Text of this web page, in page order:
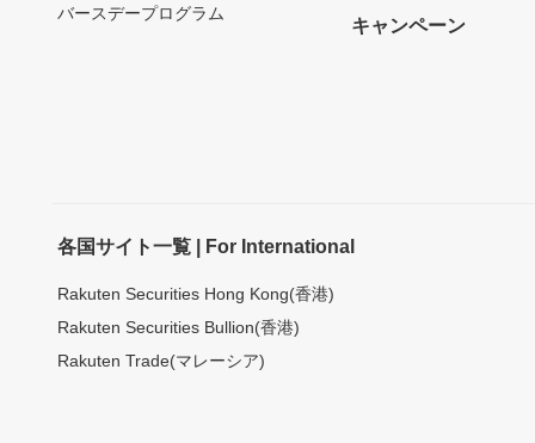
バースデープログラム
キャンペーン
各国サイト一覧 | For International
Rakuten Securities Hong Kong(香港)
Rakuten Securities Bullion(香港)
Rakuten Trade(マレーシア)